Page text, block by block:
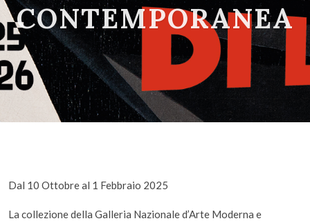
CONTEMPORANEA
Dal 10 Ottobre al 1 Febbraio 2025
La collezione della Galleria Nazionale d’Arte Moderna e